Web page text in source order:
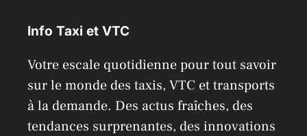
Info Taxi et VTC
Votre escale quotidienne pour tout savoir
sur le monde des taxis, VTC et transports
à la demande. Des actus fraîches, des
tendances surprenantes, des innovations